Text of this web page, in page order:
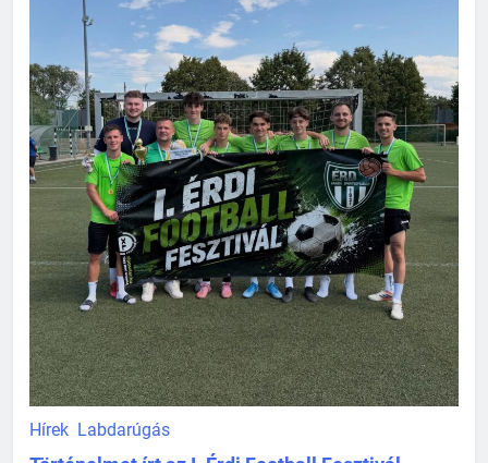
Hírek Labdarúgás